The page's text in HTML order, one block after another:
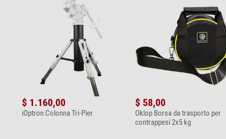
$ 1.160,00
iOptron Colonna Tri-Pier
$ 58,00
Oklop Borsa da trasporto per
contrappesi 2x5 kg